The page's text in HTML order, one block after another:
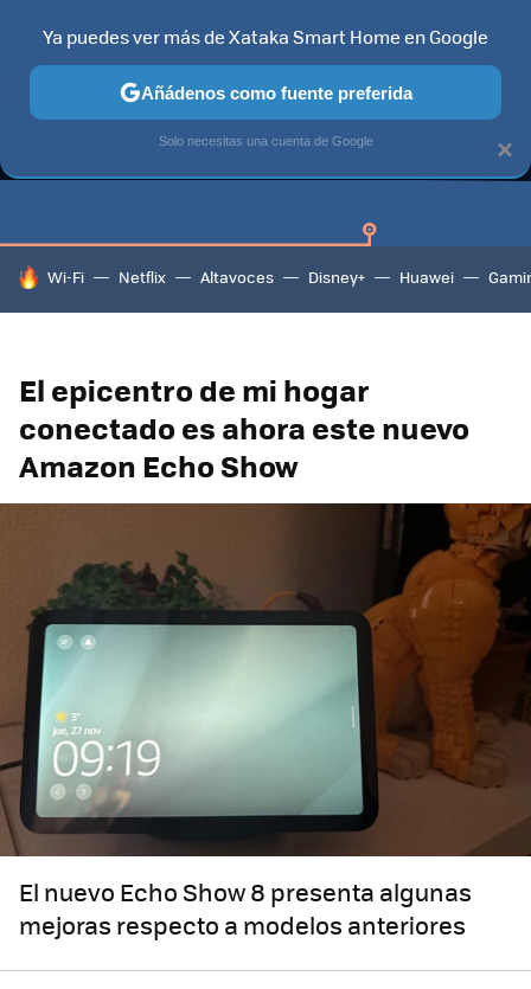
GUÍAS DE COMPRA CAZANDO GANGAS OFERTAS EN
HOY SE HABLA DE
Wi-Fi Netflix Altavoces Disney+ Huawei
El epicentro de mi hogar
conectado es ahora este nuevo
Amazon Echo Show
El nuevo Echo Show 8 presenta algunas
mejoras respecto a modelos anteriores
×
Ya puedes ver más de Xataka Smart Home en Google
Añádenos como fuente preferida
Solo necesitas una cuenta de Google